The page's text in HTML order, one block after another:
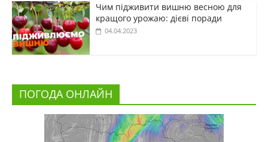
Чим підживити вишню весною для
кращого урожаю: дієві поради
04.04.2023
ПОГОДА ОНЛАЙН